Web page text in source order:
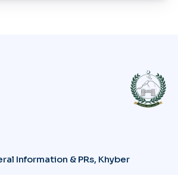
Information & PRs, Khyber